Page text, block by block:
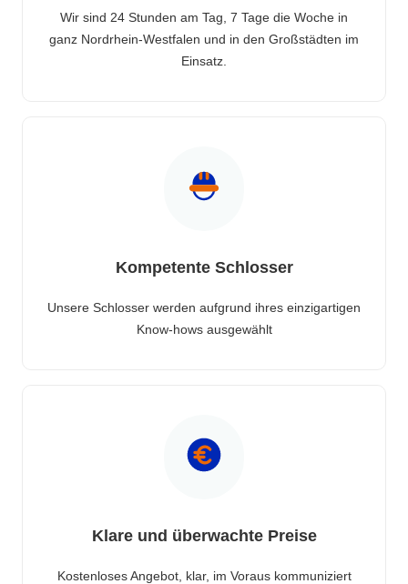
Wir sind 24 Stunden am Tag, 7 Tage die Woche in
ganz Nordrhein-Westfalen und in den Großstädten im
Einsatz.
Kompetente Schlosser
Unsere Schlosser werden aufgrund ihres einzigartigen
Know-hows ausgewählt
Klare und überwachte Preise
Kostenloses Angebot, klar, im Voraus kommuniziert